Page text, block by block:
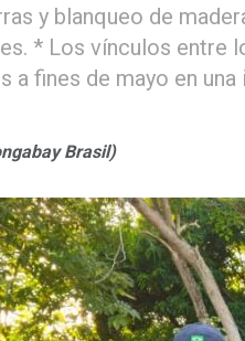
y blanqueo de
* Los vínculos entre
a fines de mayo en
Brasil)